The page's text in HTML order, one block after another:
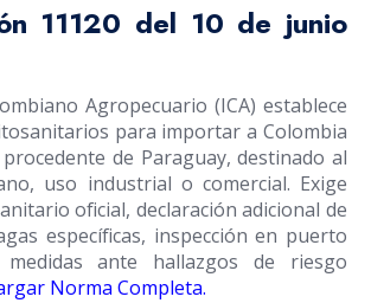
11120 del 10 de junio
Agropecuario (ICA) establece
para importar a Colombia
de Paraguay, destinado al
uso industrial o comercial. Exige
oficial, declaración adicional de
específicas, inspección en puerto
ante hallazgos de riesgo
Norma Completa.